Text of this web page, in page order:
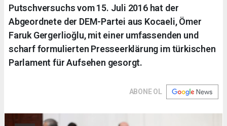
Putschversuchs vom 15. Juli 2016 hat der
Abgeordnete der DEM-Partei aus Kocaeli, Ömer
Faruk Gergerlioğlu, mit einer umfassenden und
scharf formulierten Presseerklärung im türkischen
Parlament für Aufsehen gesorgt.
ABONE OL